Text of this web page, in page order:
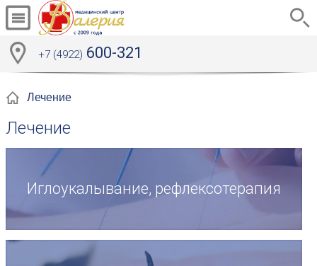
+7 (4922) 600-321
Лечение
Лечение
Иглоукалывание, рефлексотерапия